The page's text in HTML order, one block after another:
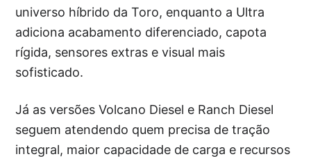
universo híbrido da Toro, enquanto a Ultra
adiciona acabamento diferenciado, capota
rígida, sensores extras e visual mais
sofisticado.
Já as versões Volcano Diesel e Ranch Diesel
seguem atendendo quem precisa de tração
integral, maior capacidade de carga e recursos